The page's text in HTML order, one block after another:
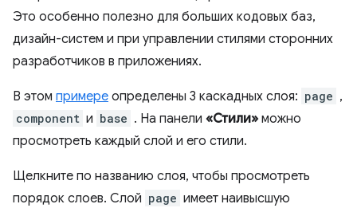
Это особенно полезно для больших кодовых баз,
дизайн-систем и при управлении стилями сторонних
разработчиков в приложениях.
В этом примере определены 3 каскадных слоя: page ,
component и base . На панели «Стили» можно
просмотреть каждый слой и его стили.
Щелкните по названию слоя, чтобы просмотреть
порядок слоев. Слой page имеет наивысшую